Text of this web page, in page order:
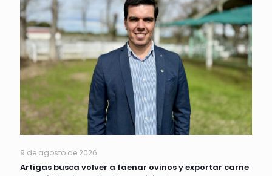
9 de agosto de 2026
Artigas busca volver a faenar ovinos y exportar carne